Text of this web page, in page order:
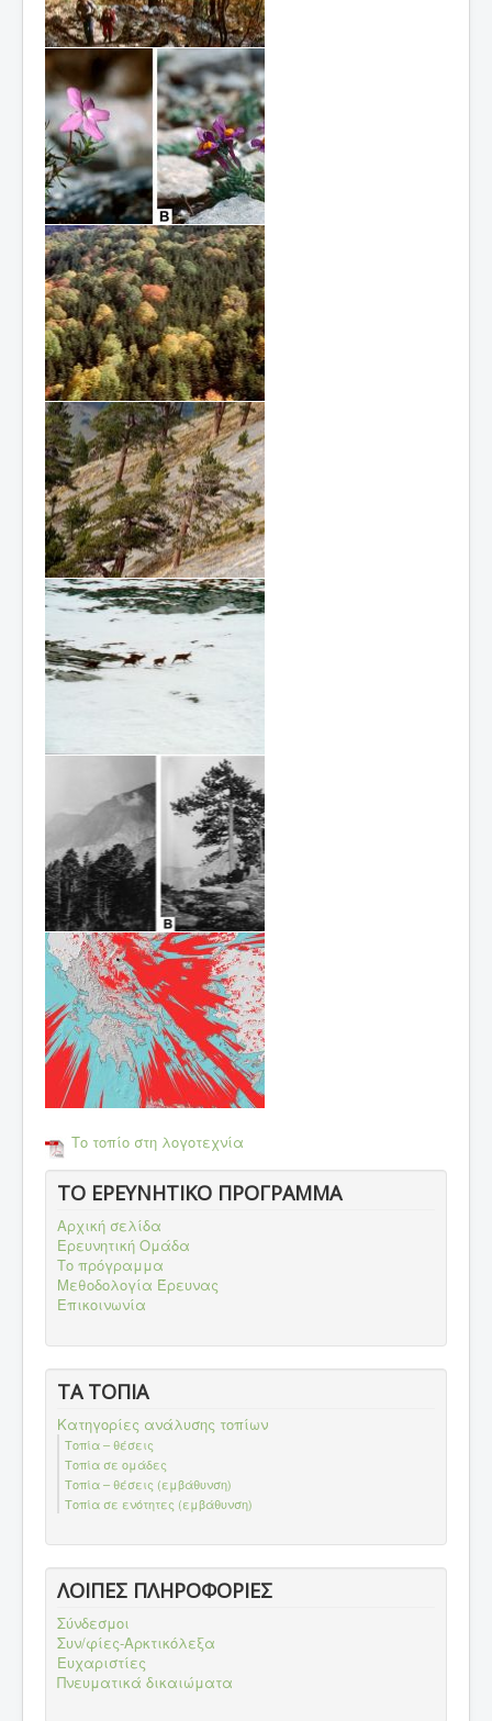
Το τοπίο στη λογοτεχνία
ΤΟ ΕΡΕΥΝΗΤΙΚΟ ΠΡΟΓΡΑΜΜΑ
Αρχική σελίδα
Ερευνητική Ομάδα
Το πρόγραμμα
Μεθοδολογία Έρευνας
Επικοινωνία
ΤΑ ΤΟΠΙΑ
Κατηγορίες ανάλυσης τοπίων
Τοπία – θέσεις
Τοπία σε ομάδες
Τοπία – θέσεις (εμβάθυνση)
Τοπία σε ενότητες (εμβάθυνση)
ΛΟΙΠΕΣ ΠΛΗΡΟΦΟΡΙΕΣ
Σύνδεσμοι
Συν/φίες-Αρκτικόλεξα
Ευχαριστίες
Πνευματικά δικαιώματα